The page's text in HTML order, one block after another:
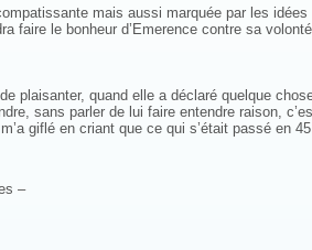
mais aussi marquée par les
faire le bonheur d’Emerence contre sa
plaisanter, quand elle a déclaré quelque
sans parler de lui faire entendre raison,
giflé en criant que ce qui s’était passé en
–